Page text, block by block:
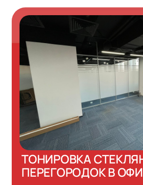
ТОНИРОВКА
ПЕРЕГОРОДОК В